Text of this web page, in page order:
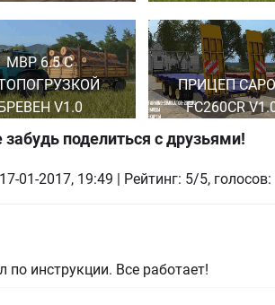
MBP 6.5 С
V1.0
ПРИЦЕП
FC260CR
поделиться с друзьями!
17-01-2017, 19:49 | Рейтинг: 5/5, голосов:
по инструкции. Все работает!